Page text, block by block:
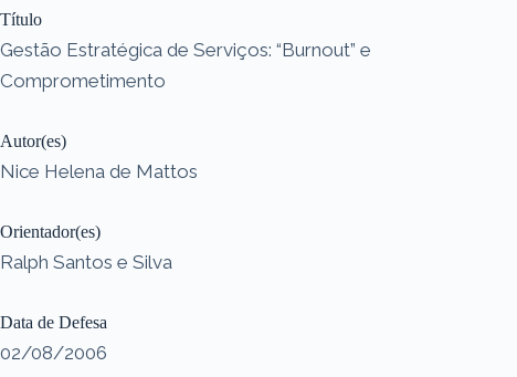
Título
Gestão Estratégica de Serviços: “Burnout” e
Comprometimento
Autor(es)
Nice Helena de Mattos
Orientador(es)
Ralph Santos e Silva
Data de Defesa
02/08/2006